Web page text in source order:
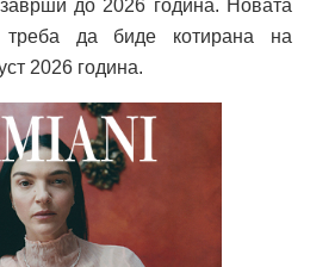
до 2026 година. Новата
треба да биде котирана на
2026 година.